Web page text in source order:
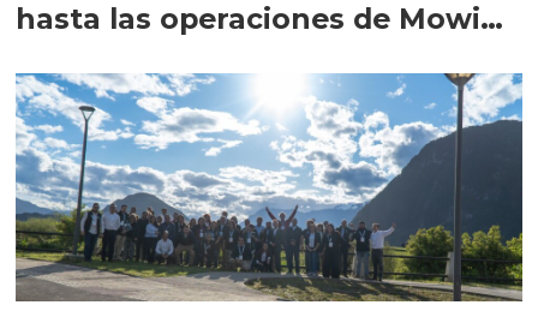
hasta las operaciones de Mowi